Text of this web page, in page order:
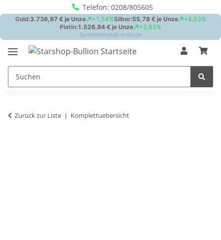
Telefon: 0208/805605
Zurück zur Liste Komplettuebersicht